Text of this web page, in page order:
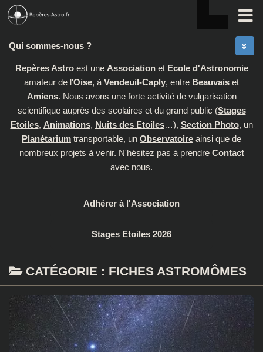
Skip to content
Qui sommes-nous ?
Repères Astroest une Associationet Ecole d'Astronomie
amateur de l'Oise, à Vendeuil-Caply, entre Beauvais et
Amiens. Nous avons une forte activité de vulgarisation
scientifique auprès des scolaires et du grand public (Stages
Etoiles, Animations, Nuits des Etoiles…), Section Photo, un
Planétarium transportable, un Observatoire ainsi que de
nombreux projets à venir. N'hésitez pas à prendre Contact
avec nous.
Adhérer à l'Association
Stages Etoiles 2026
CATÉGORIE : FICHES ASTROMÔMES